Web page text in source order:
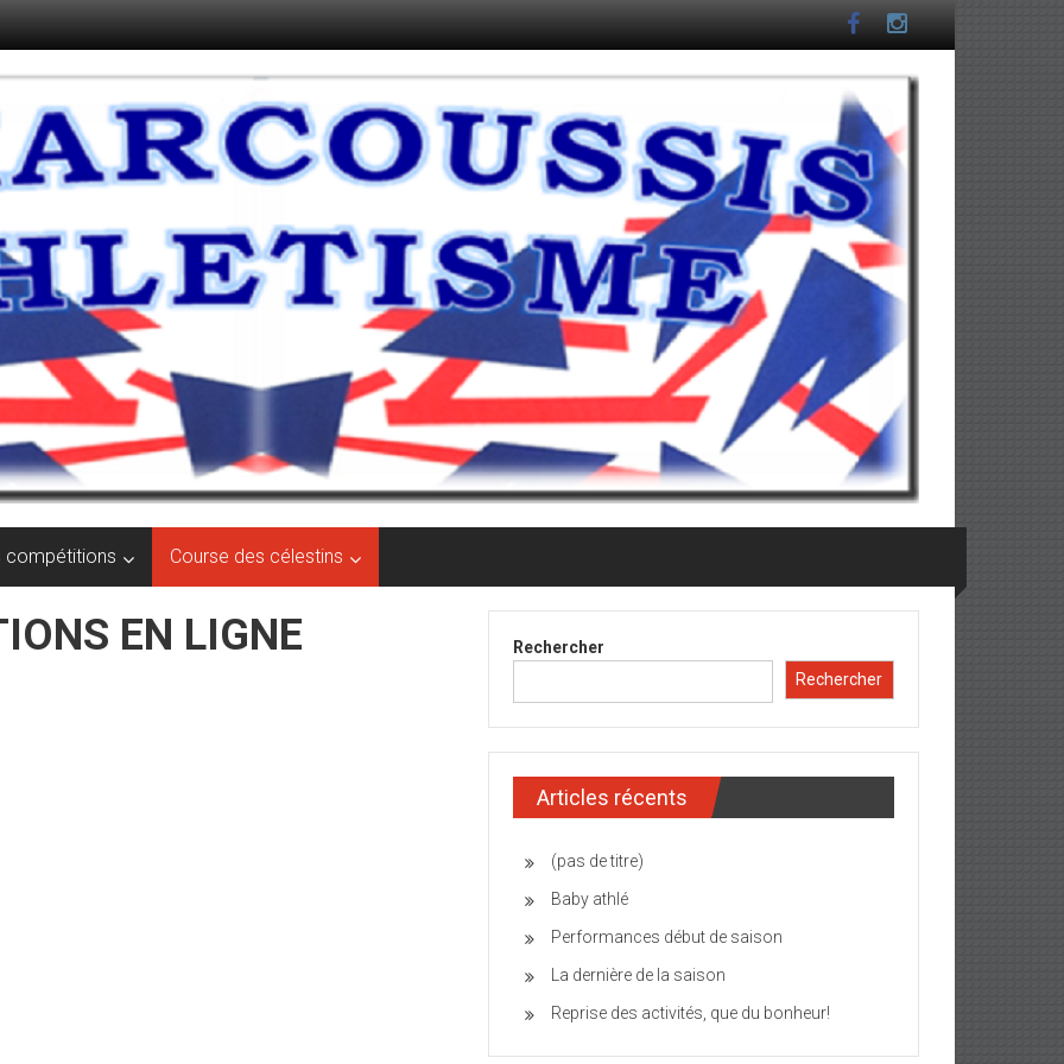
compétitions Course des célestins
EN LIGNE
Rechercher
Rechercher
Articles récents
(pas de titre)
Baby athlé
Performances début de saison
La dernière de la saison
Reprise des activités, que du bonheur!